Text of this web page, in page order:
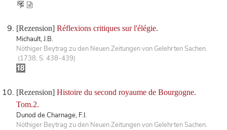
[Rezension] Réflexions critiques sur l'élégie.
Michault, J.B.
Nöthiger Beytrag zu den Neuen Zeitungen von Gelehrten Sachen.
(1738, S. 438-439)
[Rezension] Histoire du second royaume de Bourgogne.
Tom.2.
Dunod de Charnage, F.I.
Nöthiger Beytrag zu den Neuen Zeitungen von Gelehrten Sachen.